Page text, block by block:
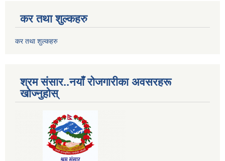
कर तथा शुल्कहरु
कर तथा शुल्कहरु
श्रम संसार..नयाँ रोजगारीका अवसरहरू
खोज्नुहोस्